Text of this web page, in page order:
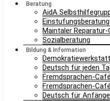
Beratung
AidA
Maintaler Reparatur-
Sozialberatung
Bildung & Information
Demokratiewerkstatt
Deutsch für jeden
Fremdsprachen-
Fremdsprachen-
Deutsch für